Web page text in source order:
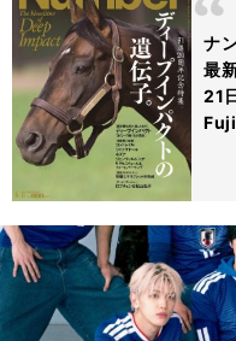
ナ
最
21